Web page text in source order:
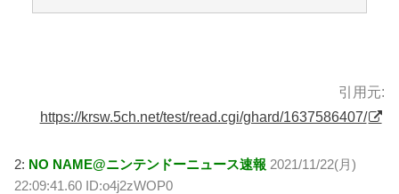
引用元:
https://krsw.5ch.net/test/read.cgi/ghard/1637586407/
2: NO NAME@ニンテンドーニュース速報 2021/11/22(月)
22:09:41.60 ID:o4j2zWOP0